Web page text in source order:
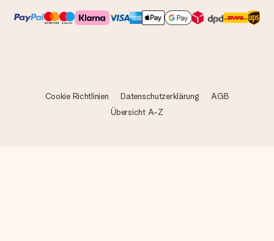
Cookie Richtlinien Datenschutzerklärung
AGB
Übersicht A-Z